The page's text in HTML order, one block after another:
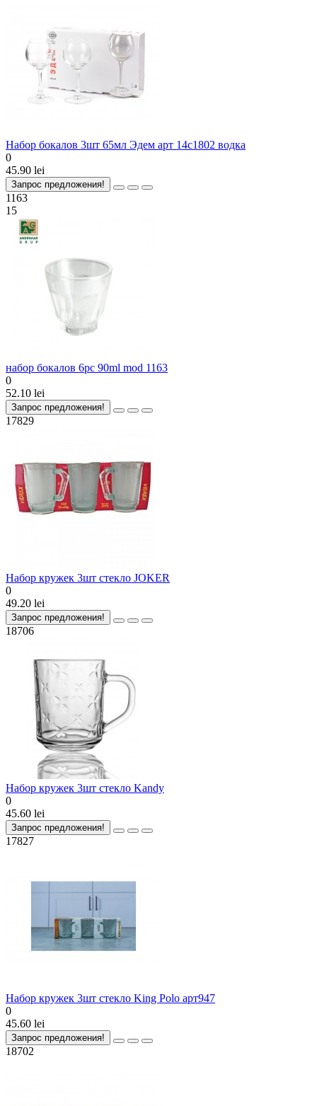
Набор бокалов 3шт 65мл Эдем арт 14с1802 водка
0
45.90 lei
Запрос предложения!
1163
15
набор бокалов 6pc 90ml mod 1163
0
52.10 lei
Запрос предложения!
17829
Набор кружек 3шт стекло JOKER
0
49.20 lei
Запрос предложения!
18706
Набор кружек 3шт стекло Kandy
0
45.60 lei
Запрос предложения!
17827
Набор кружек 3шт стекло King Polo арт947
0
45.60 lei
Запрос предложения!
18702